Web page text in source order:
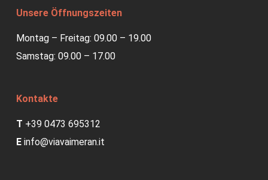
Unsere Öffnungszeiten
Montag – Freitag: 09.00 – 19.00
Samstag: 09.00 – 17.00
Kontakte
T +39 0473 695312
E info@viavaimeran.it